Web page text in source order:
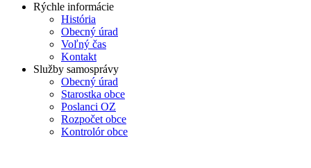
Rýchle informácie
História
Obecný úrad
Voľný čas
Kontakt
Služby samosprávy
Obecný úrad
Starostka obce
Poslanci OZ
Rozpočet obce
Kontrolór obce